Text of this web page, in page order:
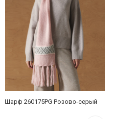
Шарф 260175PG Розово-серый